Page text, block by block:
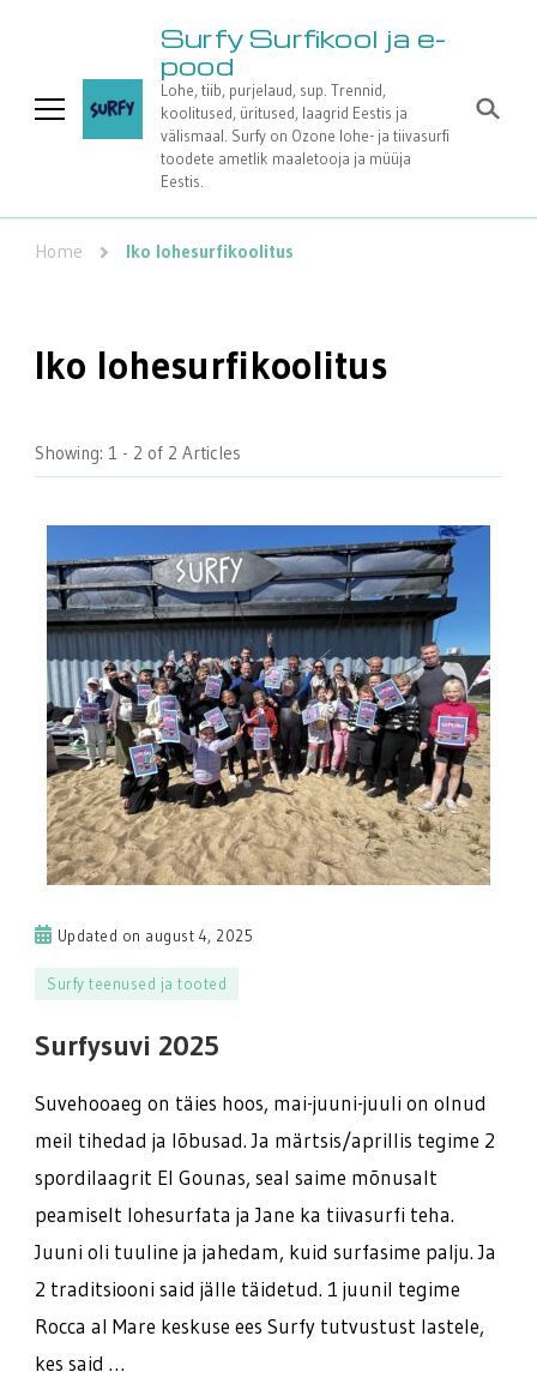
Surfy Surfikool ja e-
pood
Lohe, tiib, purjelaud, sup. Trennid,
koolitused, üritused, laagrid Eestis ja
välismaal. Surfy on Ozone lohe- ja tiivasurfi
toodete ametlik maaletooja ja müüja
Eestis.
Home Iko lohesurfikoolitus
Iko lohesurfikoolitus
Showing: 1 - 2 of 2 Articles
Updated on august 4, 2025
Surfy teenused ja tooted
Surfysuvi 2025
Suvehooaeg on täies hoos, mai-juuni-juuli on olnud
meil tihedad ja lõbusad. Ja märtsis/aprillis tegime 2
spordilaagrit El Gounas, seal saime mõnusalt
peamiselt lohesurfata ja Jane ka tiivasurfi teha.
Juuni oli tuuline ja jahedam, kuid surfasime palju. Ja
2 traditsiooni said jälle täidetud. 1 juunil tegime
Rocca al Mare keskuse ees Surfy tutvustust lastele,
kes said …